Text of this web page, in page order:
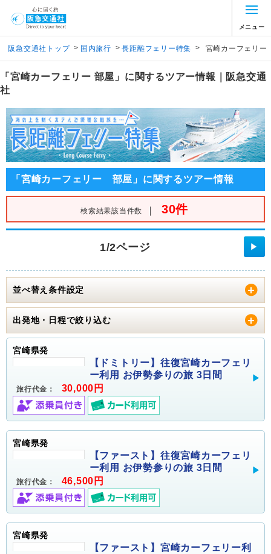
メニュー
阪急交通社トップ > 国内旅行 > 長距離フェリー特集 > 宮崎カーフェリ
「宮崎カーフェリー 部屋」に関するツアー情報｜阪急交通
社
「宮崎カーフェリー 部屋」に関するツアー情報
検索結果該当件数 ｜ 30件
1/2ページ ▶
並べ替え条件設定
出発地・日程で絞り込む
宮崎県発
【ドミトリー】往復宮崎カーフェリ
ー利用 お伊勢参りの旅 3日間
旅行代金： 30,000円
宮崎県発
【ファースト】往復宮崎カーフェリ
ー利用 お伊勢参りの旅 3日間
旅行代金： 46,500円
宮崎県発
【ファースト】宮崎カーフェリー利